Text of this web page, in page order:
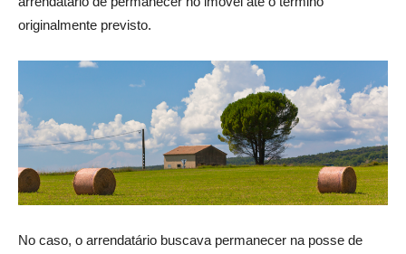
originalmente previsto.
No caso, o arrendatário buscava permanecer na posse de